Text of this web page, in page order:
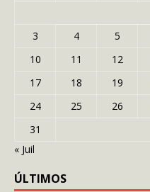
3
4 5
10
11 12
17
18 19
24
25 26
31
« Juil
ÚLTIMOS